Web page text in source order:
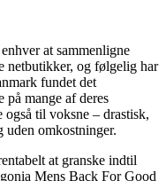
at sammenligne
netbutikker, og følgelig har
fundet det
på mange af deres
til voksne – drastisk,
uden omkostninger.
at granske indtil
Mens Back For Good